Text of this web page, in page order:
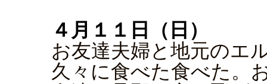
４月１１日（日）
お友達夫婦と地元のエ
久々に食べた食べた。